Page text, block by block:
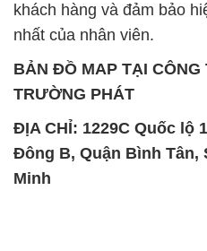
SẢN PHẨM TƯƠNG TỰ